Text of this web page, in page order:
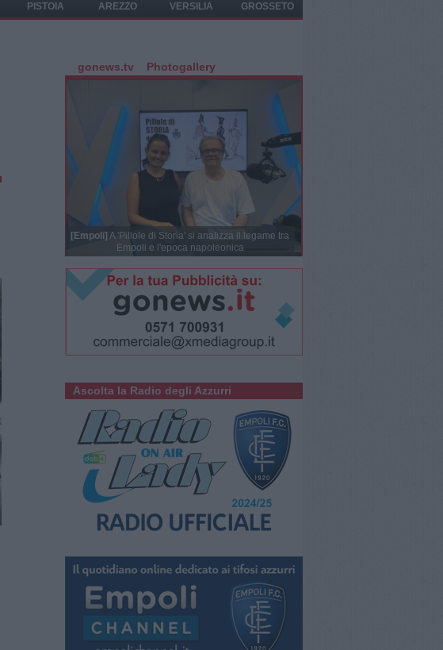
PISTOIA
AREZZO
VERSILIA
GROSSETO
gonews.tv Photogallery
[Empoli] A 'Pillole di Storia' si analizza il legame tra
Empoli e l'epoca napoleonica
Ascolta la Radio degli Azzurri